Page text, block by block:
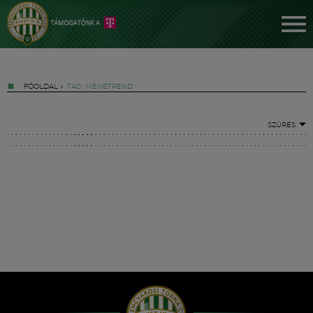
FŐOLDAL » TAG: MENETREND
SZŰRÉS
Hírek